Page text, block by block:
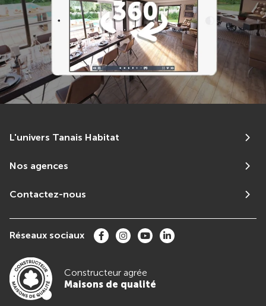
L'univers Tanais Habitat
Nos agences
Contactez-nous
Réseaux sociaux
Constructeur agrée
Maisons de qualité